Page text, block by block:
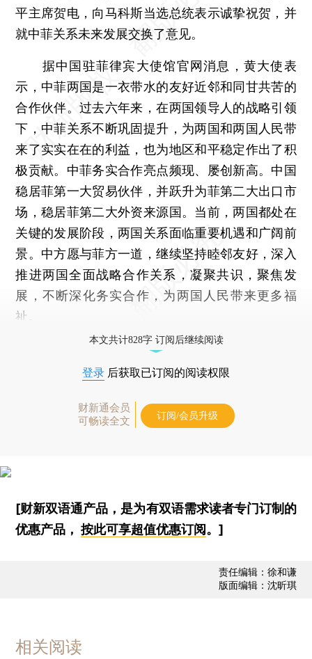
平主席贺电，向马科斯当选总统表示诚挚祝贺，并
就中菲关系未来发展交换了意见。
据中国驻菲律宾大使馆官网消息，黄大使表
示，中菲两国是一衣带水的友好近邻和同甘共苦的
合作伙伴。过去六年来，在两国领导人的战略引领
下，中菲关系不断巩固提升，为两国和两国人民带
来了实实在在的利益，也为地区和平稳定作出了积
极贡献。中菲务实合作亮点频现、屡创新高。中国
稳居菲第一大贸易伙伴，并跃升为菲第二大出口市
场，稳居菲第二大外资来源国。当前，两国都处在
关键的发展阶段，两国关系面临重要机遇和广阔前
景。中方愿与菲方一道，继续坚持睦邻友好，深入
推进两国全面战略合作关系，凝聚共识，聚焦发
展，不断深化务实合作，为两国人民带来更多福
祉。
本文共计828字 订阅后继续阅读
登录 后获取已订阅的阅读权限
财新通会员
可畅读全文
订阅/会员升级
[财新双语通产品，是为有双语需求读者专门订制的
优惠产品，按此可享超值优惠订阅。]
责任编辑：徐和谦
版面编辑：沈昕琪
相关阅读